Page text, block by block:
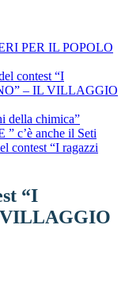
PER IL POPOLO
contest “I
– IL VILLAGGIO
della chimica”
c’è anche il Seti
contest “I ragazzi
“I